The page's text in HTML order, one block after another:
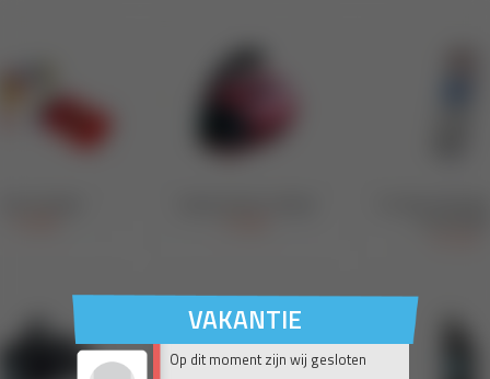
VAKANTIE
Op dit moment zijn wij gesloten